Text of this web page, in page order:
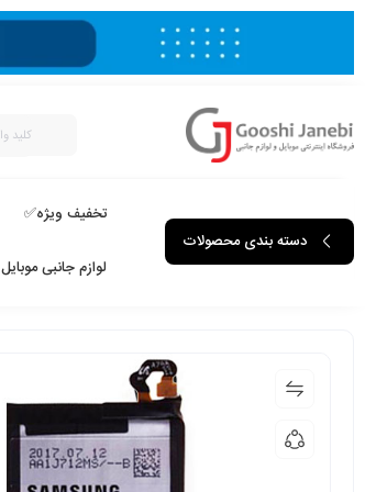
دسته بندی محصولات
تخفیف ویژه✅
لوازم جانبی موبایل